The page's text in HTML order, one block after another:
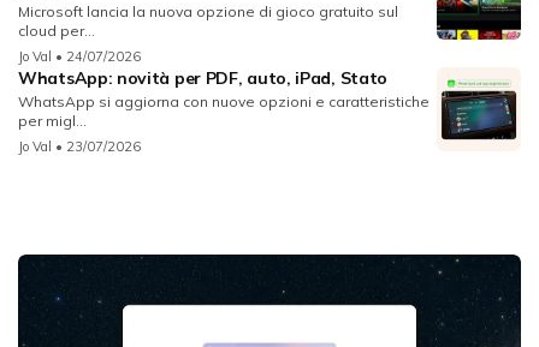
Microsoft lancia la nuova opzione di gioco gratuito sul
cloud per...
Jo Val • 24/07/2026
WhatsApp: novità per PDF, auto, iPad, Stato
WhatsApp si aggiorna con nuove opzioni e caratteristiche
per migl...
Jo Val • 23/07/2026